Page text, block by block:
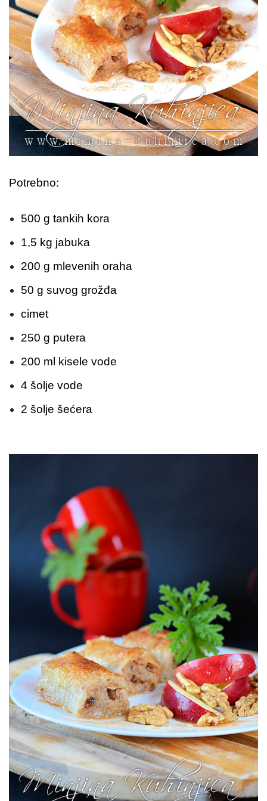
Potrebno:
500 g tankih kora
1,5 kg jabuka
200 g mlevenih oraha
50 g suvog grožđa
cimet
250 g putera
200 ml kisele vode
4 šolje vode
2 šolje šećera